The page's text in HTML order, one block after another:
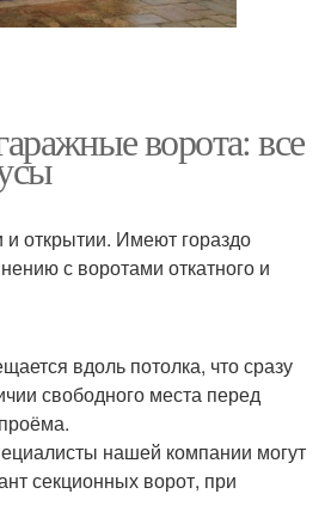
ворота: все
и открытии. Имеют гораздо
с воротами откатного и
вдоль потолка, что сразу
свободного места перед
нашей компании могут
секционных ворот, при